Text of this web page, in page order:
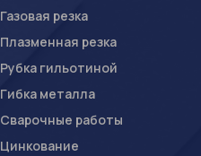
Газовая резка
Плазменная резка
Рубка гильотиной
Гибка металла
Сварочные работы
Цинкование